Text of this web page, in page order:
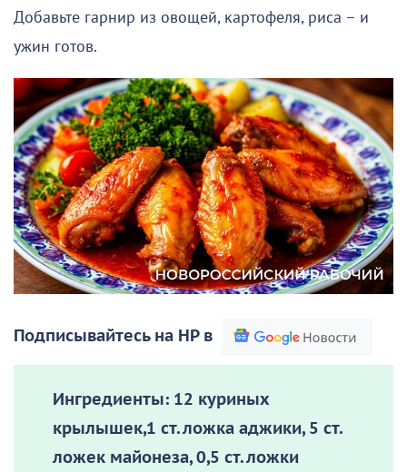
Добавьте гарнир из овощей, картофеля, риса – и
ужин готов.
Подписывайтесь на НР в
Ингредиенты: 12 куриных
крылышек,1 ст. ложка аджики, 5 ст.
ложек майонеза, 0,5 ст. ложки